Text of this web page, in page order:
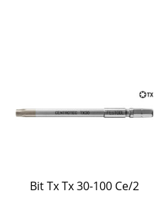
Bit Tx Tx 30-100 Ce/2